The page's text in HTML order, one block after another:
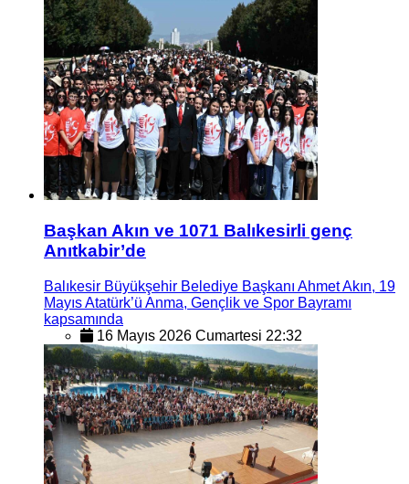
Başkan Akın ve 1071 Balıkesirli genç
Anıtkabir’de
Balıkesir Büyükşehir Belediye Başkanı Ahmet Akın, 19
Mayıs Atatürk’ü Anma, Gençlik ve Spor Bayramı
kapsamında
16 Mayıs 2026 Cumartesi 22:32